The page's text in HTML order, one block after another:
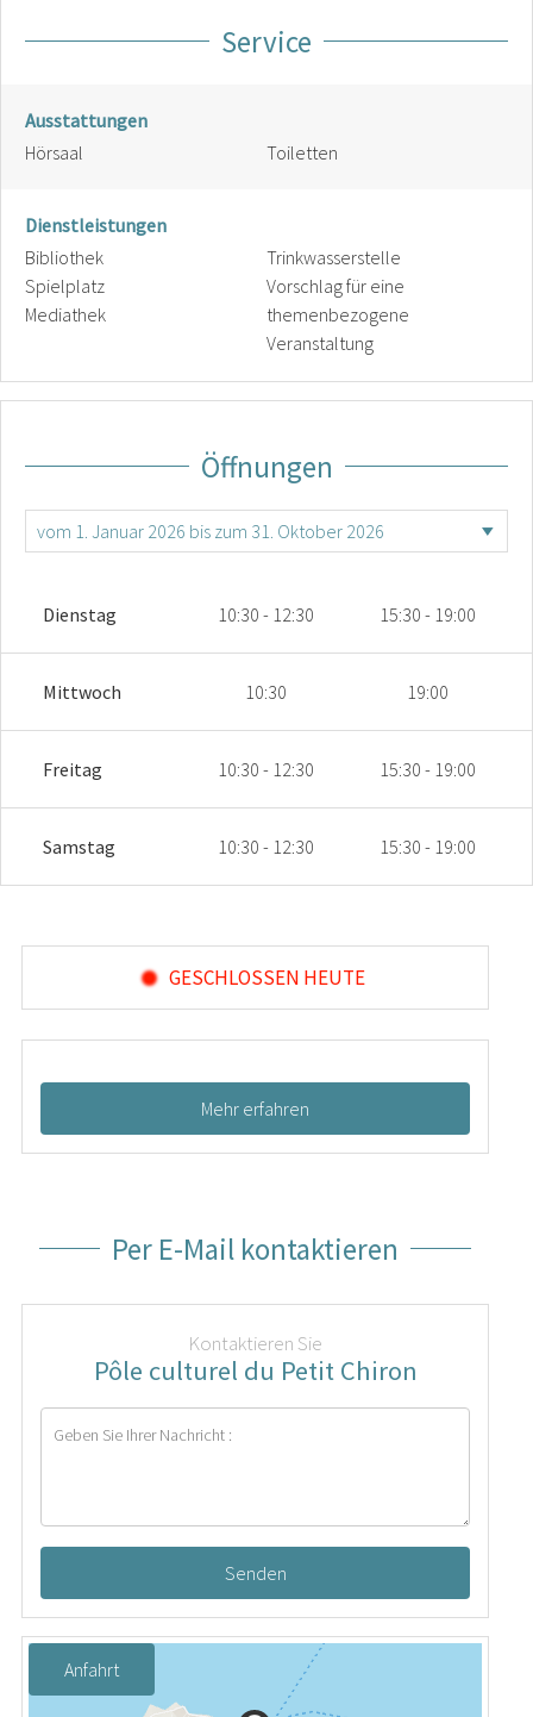
Service
Ausstattungen
Hörsaal
Toiletten
Dienstleistungen
Bibliothek
Spielplatz
Mediathek
Trinkwasserstelle
Vorschlag für eine
themenbezogene
Veranstaltung
Öffnungen
Dienstag 10:30 - 12:30 15:30 - 19:00
Mittwoch 10:30 19:00
Freitag 10:30 - 12:30 15:30 - 19:00
Samstag 10:30 - 12:30 15:30 - 19:00
GESCHLOSSEN HEUTE
Mehr erfahren
Per E-Mail kontaktieren
Kontaktieren Sie
Pôle culturel du Petit Chiron
Senden
Anfahrt